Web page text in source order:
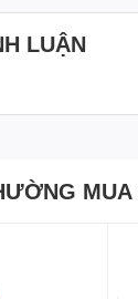
thép hợp
được làm
LUẬN
MUA